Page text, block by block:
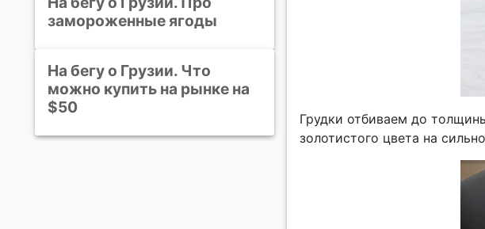
Грудки отбиваем до
золотистого цвета на
замороженные ягоды
На бегу о Грузии. Что
можно купить на рынке на
$50